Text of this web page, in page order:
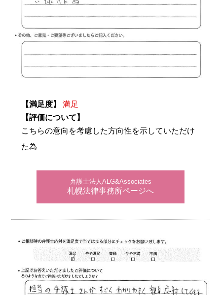
【満足度】
満足
【評価について】
こちらの意向を考慮した方向性を示していただけ
た為
弁護士法人ALG&Associates
札幌法律事務所ページへ